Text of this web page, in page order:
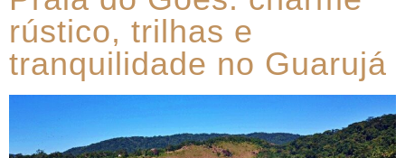
rústico, trilhas e
tranquilidade no Guarujá